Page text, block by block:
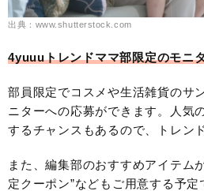
出典：www.shutterstock.com
4yuuuトレンドママ部限定のモニ
部員限定でコスメや生活雑貨のサ
ニターへの応募ができます。人気
するチャンスもあるので、トレン
また、編集部のおすすめアイテム
定クーポン”などもご用意する予定